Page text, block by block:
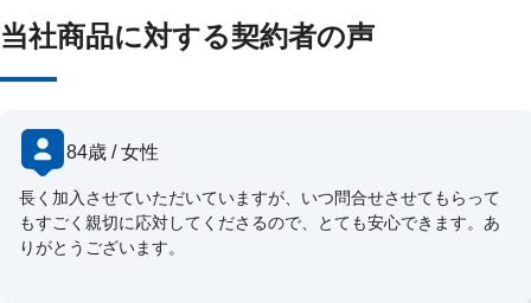
当社商品に対する契約者の声
84歳 / 女性
長く加入させていただいていますが、いつ問合せさせてもらって
もすごく親切に応対してくださるので、とても安心できます。あ
りがとうございます。